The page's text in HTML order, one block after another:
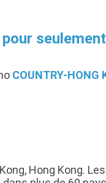
COUNTRY-HONG
Hong Kong.